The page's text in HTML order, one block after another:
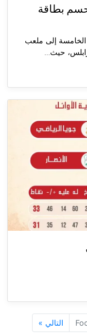
دقيقة لحسم بطاقة
الخامسة إلى ملعب
حيث...
التالي »